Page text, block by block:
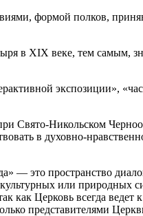
формой полков,
в XIX веке, тем самым,
экспозиции»,
Свято-Никольском
в духовно-
— это пространство
или природных
как Церковь всегда ведет
представителями